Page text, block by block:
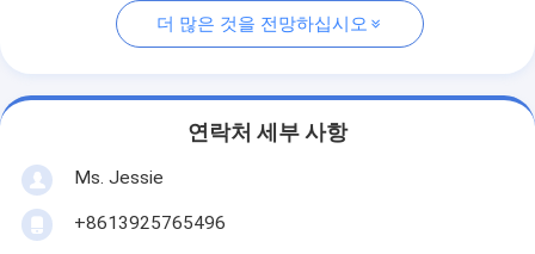
더 많은 것을 전망하십시오
연락처 세부 사항
Ms. Jessie
+8613925765496